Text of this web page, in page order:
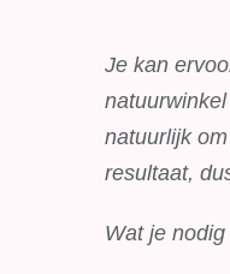
Je kan
natuurlijk
resultaat,
Wat je